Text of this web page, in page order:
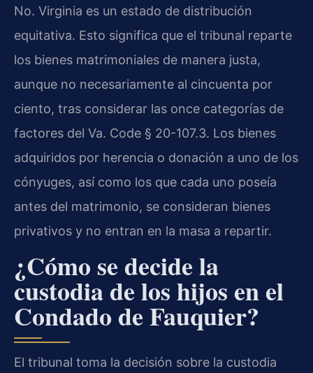
No. Virginia es un estado de distribución
equitativa. Esto significa que el tribunal reparte
los bienes matrimoniales de manera justa,
aunque no necesariamente al cincuenta por
ciento, tras considerar las once categorías de
factores del Va. Code § 20-107.3. Los bienes
adquiridos por herencia o donación a uno de los
cónyuges, así como los que cada uno poseía
antes del matrimonio, se consideran bienes
privativos y no entran en la masa a repartir.
¿Cómo se decide la
custodia de los hijos en el
Condado de Fauquier?
El tribunal toma la decisión sobre la custodia